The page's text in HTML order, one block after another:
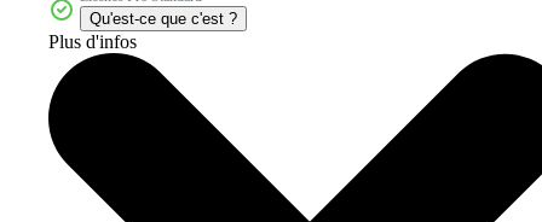
Qu'est-ce que c'est ?
Plus d'infos